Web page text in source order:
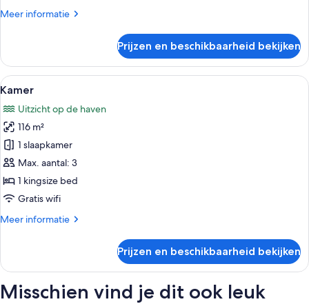
Meer informatie
Meer
suite,
uitzicht
op
Prijzen en beschikbaarheid bekijken
Alle
foto's
voor
Kamer
laden
Een moderne hotelkamer met een
7
Kamer
Uitzicht op de haven
116 m²
1 slaapkamer
Max. aantal: 3
1 kingsize bed
Gratis wifi
Meer informatie
Meer
Prijzen en beschikbaarheid bekijken
Misschien vind je dit ook leuk